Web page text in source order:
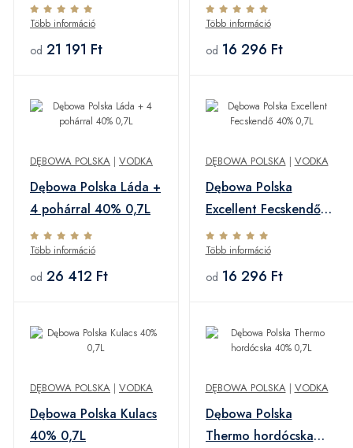
40% 0,5L
Több információ
od 21 191 Ft
Több információ
od 16 296 Ft
DĘBOWA POLSKA | VODKA
Dębowa Polska Láda +
4 pohárral 40% 0,7L
Több információ
od 26 412 Ft
DĘBOWA POLSKA| VODKA
Dębowa Polska
Excellent Fecskendő
40% 0,7L
Több információ
od 16 296 Ft
DĘBOWA POLSKA | VODKA
Dębowa Polska Kulacs
40% 0,7L
DĘBOWA POLSKA| VODKA
Dębowa Polska
Thermo hordócska